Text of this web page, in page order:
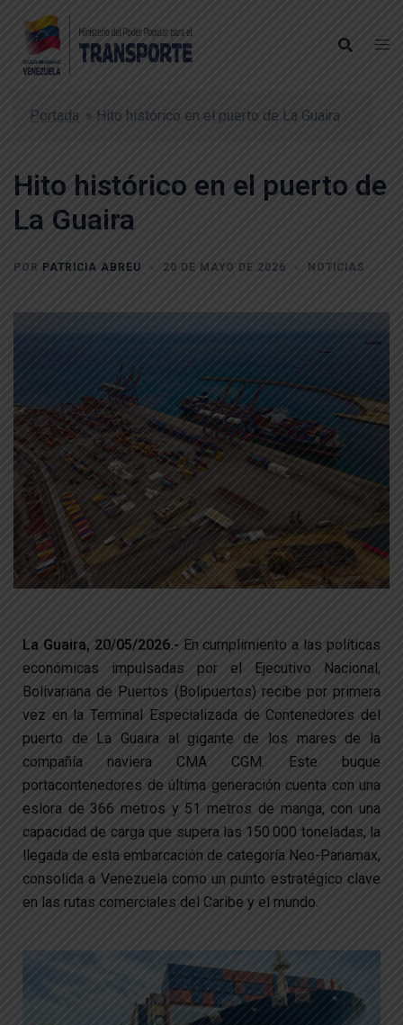
Portada » Hito histórico en el puerto de La Guaira
Hito histórico en el puerto de
La Guaira
POR PATRICIA ABREU 20 DE MAYO DE 2026 NOTICIAS
La Guaira, 20/05/2026.- En cumplimiento a las políticas
económicas impulsadas por el Ejecutivo Nacional,
Bolivariana de Puertos (Bolipuertos) recibe por primera
vez en la Terminal Especializada de Contenedores del
puerto de La Guaira al gigante de los mares de la
compañía naviera CMA CGM. Este buque
portacontenedores de última generación cuenta con una
eslora de 366 metros y 51 metros de manga, con una
capacidad de carga que supera las 150.000 toneladas, la
llegada de esta embarcación de categoría Neo-Panamax,
consolida a Venezuela como un punto estratégico clave
en las rutas comerciales del Caribe y el mundo.